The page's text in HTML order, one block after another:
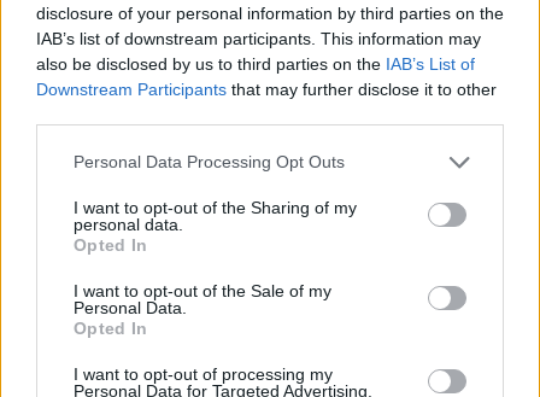
disclosure of your personal information by third parties on the
IAB’s list of downstream participants. This information may
also be disclosed by us to third parties on the IAB’s List of
Downstream Participants that may further disclose it to other
Personal Data Processing Opt Outs
I want to opt-out of the Sharing of my
personal data.
Opted In
I want to opt-out of the Sale of my
Personal Data.
Opted In
I want to opt-out of processing my
Personal Data for Targeted Advertising.